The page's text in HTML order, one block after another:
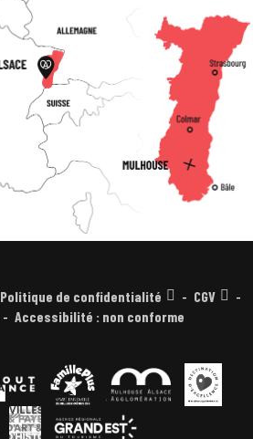
Politique de confidentialité
CGV
Accessibilité : non conforme